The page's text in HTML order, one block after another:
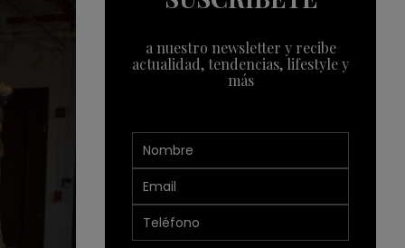
a nuestro newsletter y recibe
actualidad, tendencias, lifestyle y
más